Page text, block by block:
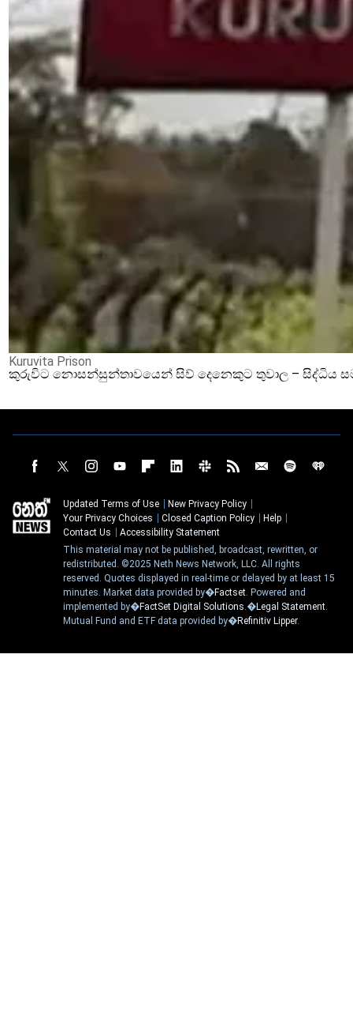
Kuruvita Prison
කුරුවිට නොසන්සුන්තාවයෙන් සිව් දෙනෙකුට තුවාල – සිද්ධිය
Updated Terms of Use
New Privacy Policy
Your Privacy Choices
Closed Caption Policy
Help
Contact Us
Accessibility Statement
This material may not be published, broadcast, rewritten, or
redistributed. ©2025 Neth News Network, LLC. All rights
reserved. Quotes displayed in real-time or delayed by at least 15
minutes. Market data provided by�Factset. Powered and
implemented by�FactSet Digital Solutions.�Legal Statement.
Mutual Fund and ETF data provided by�Refinitiv Lipper.